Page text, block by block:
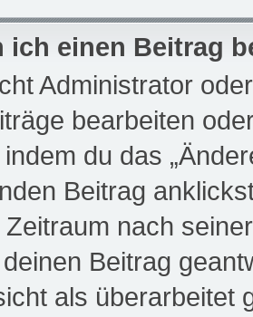
ich einen Beitrag
Administrator
bearbeiten
du das
Beitrag
nach
Beitrag
als überarbeitet